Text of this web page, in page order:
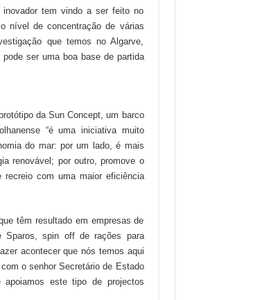
tem vindo a ser feito no
nível de concentração de várias
que temos no Algarve,
ser uma boa base de partida
da Sun Concept, um barco
“é uma iniciativa muito
do mar: por um lado, é mais
renovável; por outro, promove o
com uma maior eficiência
têm resultado em empresas de
Sparos, spin off de rações para
acontecer que nós temos aqui
o senhor Secretário de Estado
este tipo de projectos